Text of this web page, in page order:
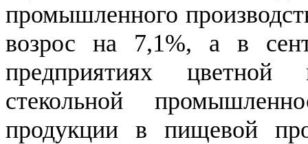
промышленного
возрос на 7,1%, а в
предприятиях цветной
стекольной
продукции в пищевой